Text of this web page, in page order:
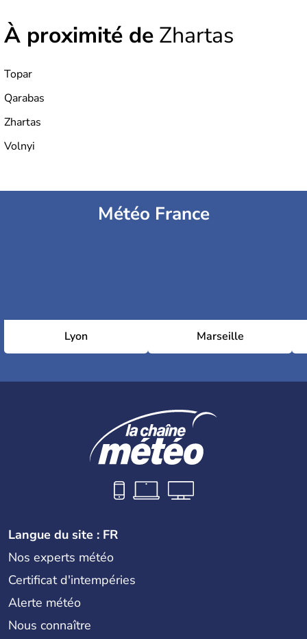
À proximité de Zhartas
Topar
Qarabas
Zhartas
Volnyi
Météo France
Lyon Marseille
Langue du site : FR
Nos experts météo
Certificat d'intempéries
Alerte météo
Nous connaître